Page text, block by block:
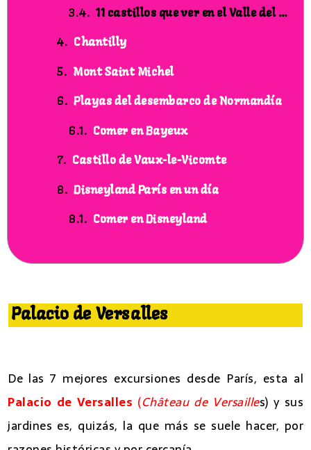
11 castillos que ver en el Valle del Loira
Chantilly
Mont Saint Michel
Playas del desembarco de Normandía
Comer en Bayeux
Castillo de Vaux-le-Vicomte
Disneyland París en un día
Comer en Disneyland
Palacio de Versalles
De las 7 mejores excursiones desde París, esta al
Palacio de Versalles (Château de Versailles) y sus
jardines es, quizás, la que más se suele hacer, por